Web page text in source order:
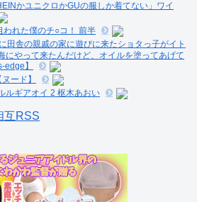
かユニクロかGUの服しか着てない」ワイ
われた僕のチ○コ！ 前半
田舎の親戚の家に遊びに来たショタっ子がイト
にやって来たんだけど、オイルを塗ってあげて
】
ード】
ルギアオイ 2 枢木あおい
互RSS